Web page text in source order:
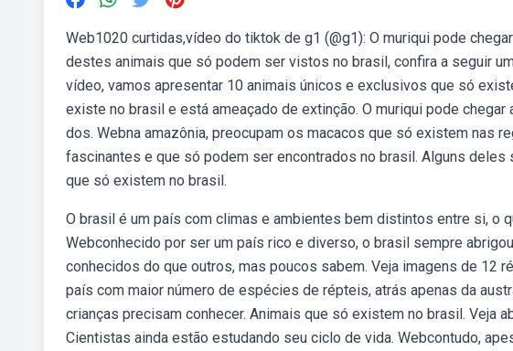
Web1020 curtidas,vídeo do tiktok de g1 (@g1): O muriqui pode
destes animais que só podem ser vistos no brasil, confira a seguir
vídeo, vamos apresentar 10 animais únicos e exclusivos que só
existe no brasil e está ameaçado de extinção. O muriqui pode chegar
dos. Webna amazônia, preocupam os macacos que só existem nas
fascinantes e que só podem ser encontrados no brasil. Alguns deles
que só existem no brasil.
O brasil é um país com climas e ambientes bem distintos entre si, o
Webconhecido por ser um país rico e diverso, o brasil sempre
conhecidos do que outros, mas poucos sabem. Veja imagens de 12
país com maior número de espécies de répteis, atrás apenas da
crianças precisam conhecer. Animais que só existem no brasil. Veja
Cientistas ainda estão estudando seu ciclo de vida. Webcontudo,